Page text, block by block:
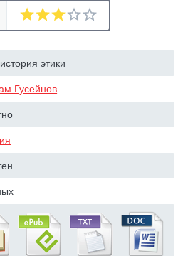
этики
Гусейнов